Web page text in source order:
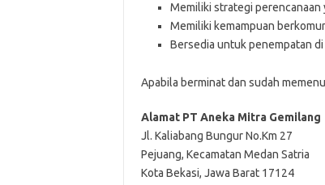
Memiliki strategi perencanaan
Memiliki kemampuan
Bersedia untuk penempatan di
Aраbіlа bеrmіnаt dаn ѕudаh
Alamat PT Aneka Mitra Gemilang
Jl. Kaliabang Bungur No.Km 27
Pejuang, Kecamatan Medan Satria
Kota Bekasi, Jawa Barat 17124